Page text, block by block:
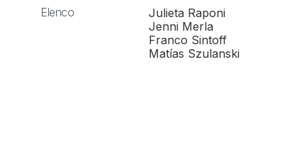
Elenco
Julieta Raponi
Jenni Merla
Franco Sintoff
Matías Szulanski